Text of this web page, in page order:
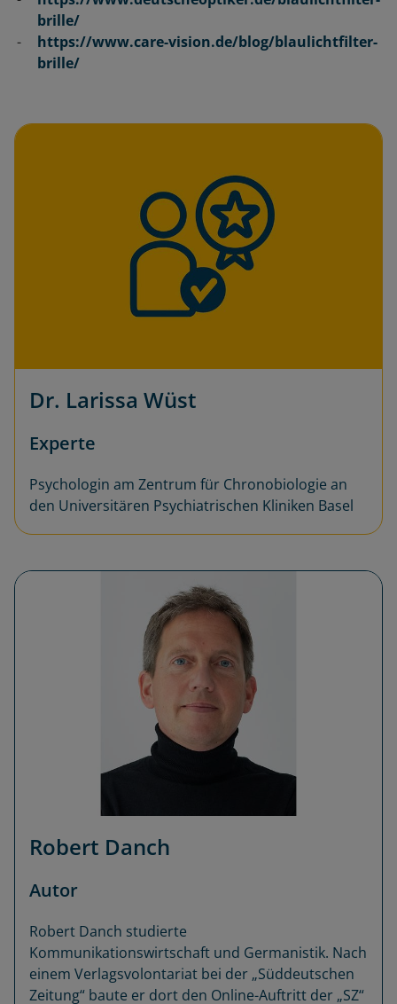
brille/
https://www.care-vision.de/blog/blaulichtfilter-
brille/
Dr. Larissa Wüst
Experte
Psychologin am Zentrum für Chronobiologie an
den Universitären Psychiatrischen Kliniken Basel
Robert Danch
Autor
Robert Danch studierte
Kommunikationswirtschaft und Germanistik. Nach
einem Verlagsvolontariat bei der „Süddeutschen
Zeitung“ baute er dort den Online-Auftritt der „SZ“